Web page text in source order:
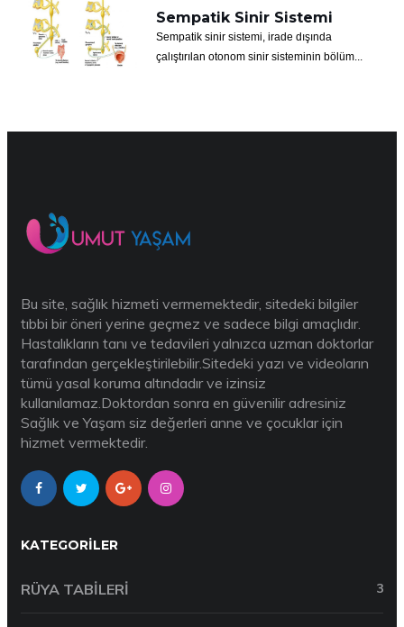
Sempatik Sinir Sistemi
Sempatik sinir sistemi, irade dışında
çalıştırılan otonom sinir sisteminin bölüm...
Bu site, sağlık hizmeti vermemektedir, sitedeki bilgiler
tıbbi bir öneri yerine geçmez ve sadece bilgi amaçlıdır.
Hastalıkların tanı ve tedavileri yalnızca uzman doktorlar
tarafından gerçekleştirilebilir.Sitedeki yazı ve videoların
tümü yasal koruma altındadır ve izinsiz
kullanılamaz.Doktordan sonra en güvenilir adresiniz
Sağlık ve Yaşam siz değerleri anne ve çocuklar için
hizmet vermektedir.
KATEGORILER
RÜYA TABILERI 3